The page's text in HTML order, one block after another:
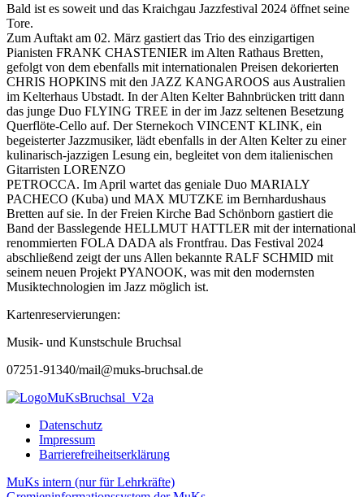
Bald ist es soweit und das Kraichgau Jazzfestival 2024 öffnet seine
Tore.
Zum Auftakt am 02. März gastiert das Trio des einzigartigen
Pianisten FRANK CHASTENIER im Alten Rathaus Bretten,
gefolgt von dem ebenfalls mit internationalen Preisen dekorierten
CHRIS HOPKINS mit den JAZZ KANGAROOS aus Australien
im Kelterhaus Ubstadt. In der Alten Kelter Bahnbrücken tritt dann
das junge Duo FLYING TREE in der im Jazz seltenen Besetzung
Querflöte-Cello auf. Der Sternekoch VINCENT KLINK, ein
begeisterter Jazzmusiker, lädt ebenfalls in der Alten Kelter zu einer
kulinarisch-jazzigen Lesung ein, begleitet von dem italienischen
Gitarristen LORENZO
PETROCCA. Im April wartet das geniale Duo MARIALY
PACHECO (Kuba) und MAX MUTZKE im Bernhardushaus
Bretten auf sie. In der Freien Kirche Bad Schönborn gastiert die
Band der Basslegende HELLMUT HATTLER mit der international
renommierten FOLA DADA als Frontfrau. Das Festival 2024
abschließend zeigt der uns Allen bekannte RALF SCHMID mit
seinem neuen Projekt PYANOOK, was mit den modernsten
Musiktechnologien im Jazz möglich ist.
Kartenreservierungen:
Musik- und Kunstschule Bruchsal
07251-91340/mail@muks-bruchsal.de
Datenschutz
Impressum
Barrierefreiheitserklärung
MuKs intern (nur für Lehrkräfte)